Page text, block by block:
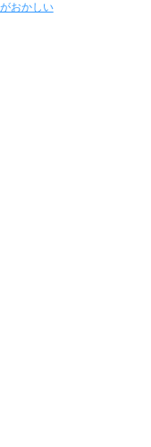
おかしい